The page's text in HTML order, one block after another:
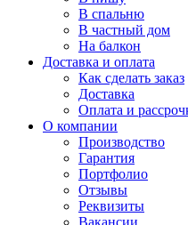
В спальню
В частный дом
На балкон
Доставка и оплата
Как сделать заказ
Доставка
Оплата и
О компании
Производство
Гарантия
Портфолио
Отзывы
Реквизиты
Вакансии